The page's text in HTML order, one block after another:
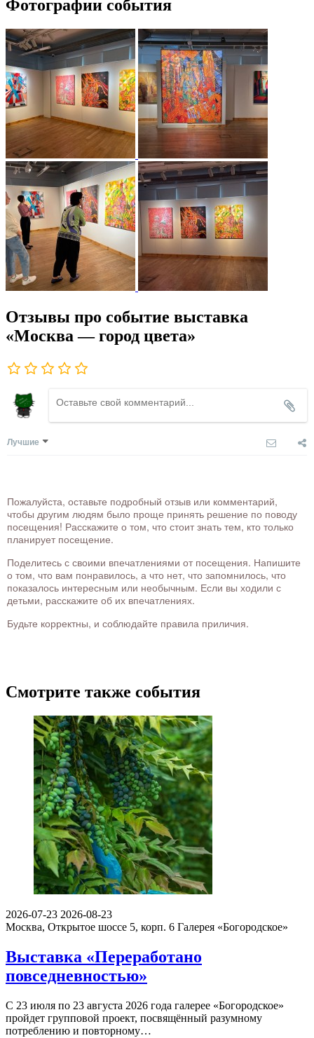
Фотографии события
Отзывы про событие выставка
«Москва — город цвета»
Лучшие
Пожалуйста, оставьте подробный отзыв или комментарий,
чтобы другим людям было проще принять решение по поводу
посещения! Расскажите о том, что стоит знать тем, кто только
планирует посещение.
Поделитесь с своими впечатлениями от посещения. Напишите
о том, что вам понравилось, а что нет, что запомнилось, что
показалось интересным или необычным. Если вы ходили с
детьми, расскажите об их впечатлениях.
Будьте корректны, и соблюдайте правила приличия.
Смотрите также события
2026-07-23 2026-08-23
Москва, Открытое шоссе 5, корп. 6 Галерея «Богородское»
Выставка «Переработано
повседневностью»
С 23 июля по 23 августа 2026 года галерее «Богородское»
пройдет групповой проект, посвящённый разумному
потреблению и повторному…